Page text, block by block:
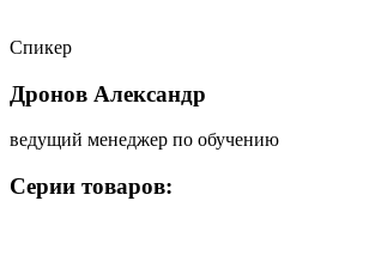
Спикер
Дронов Александр
ведущий менеджер по обучению
Серии товаров: